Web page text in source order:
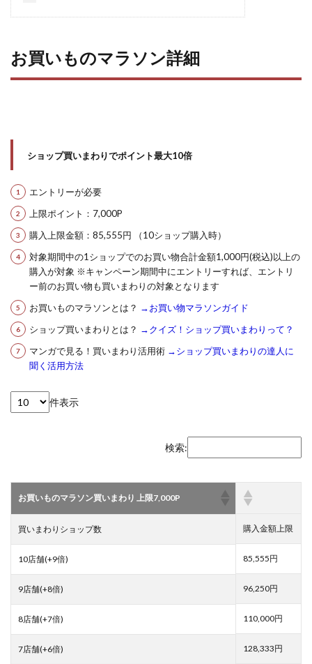
お買いものマラソン詳細
ショップ買いまわりでポイント最大10倍
エントリーが必要
上限ポイント：7,000P
購入上限金額：85,555円 （10ショップ購入時）
対象期間中の1ショップでのお買い物合計金額1,000円(税込)以上の
購入が対象 ※キャンペーン期間中にエントリーすれば、エントリ
ー前のお買い物も買いまわりの対象となります
お買いものマラソンとは？ →お買い物マラソンガイド
ショップ買いまわりとは？ →クイズ！ショップ買いまわりって？
マンガで見る！買いまわり活用術 →ショップ買いまわりの達人に
聞く活用方法
件表示
検索:
お買いものマラソン買いまわり 上限7,000P
買いまわりショップ数 購入金額上限
10店舗(+9倍) 85,555円
9店舗(+8倍) 96,250円
8店舗(+7倍) 110,000円
7店舗(+6倍) 128,333円